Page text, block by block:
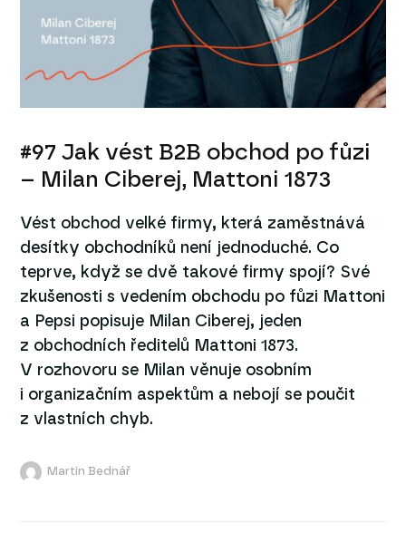
#97 Jak vést B2B obchod po fůzi
– Milan Ciberej, Mattoni 1873
Vést obchod velké firmy, která zaměstnává
desítky obchodníků není jednoduché. Co
teprve, když se dvě takové firmy spojí? Své
zkušenosti s vedením obchodu po fůzi Mattoni
a Pepsi popisuje Milan Ciberej, jeden
z obchodních ředitelů Mattoni 1873.
V rozhovoru se Milan věnuje osobním
i organizačním aspektům a nebojí se poučit
z vlastních chyb.
Martin Bednář